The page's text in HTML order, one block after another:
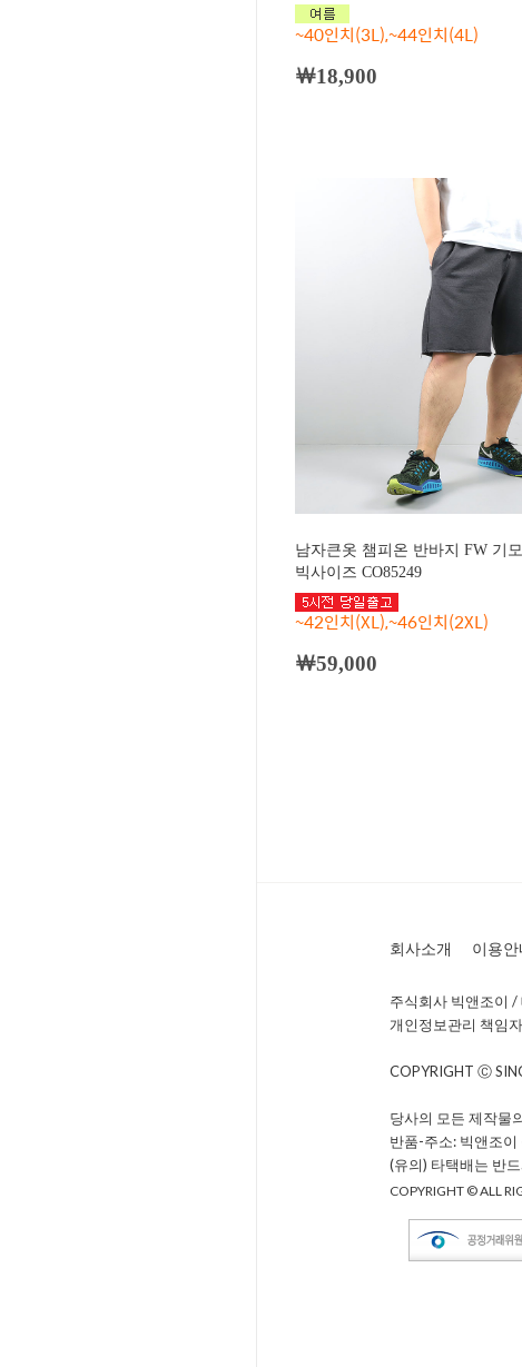
~40인치(3L),~44인치(4L)
￦18,900
남자큰옷 챔피온 반바지 FW 기
빅사이즈 CO85249
~42인치(XL),~46인치(2XL)
￦59,000
회사소개 이용안
주식회사 빅앤조이
개인정보관리 책임
COPYRIGHT Ⓒ
당사의 모든 제작물
반품-주소: 빅앤조
(유의) 타택배는 반
COPYRIGHT © ALL